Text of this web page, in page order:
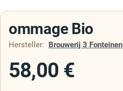
ommage Bio
Hersteller: Brouwerij 3 Fonteinen
58,00 €